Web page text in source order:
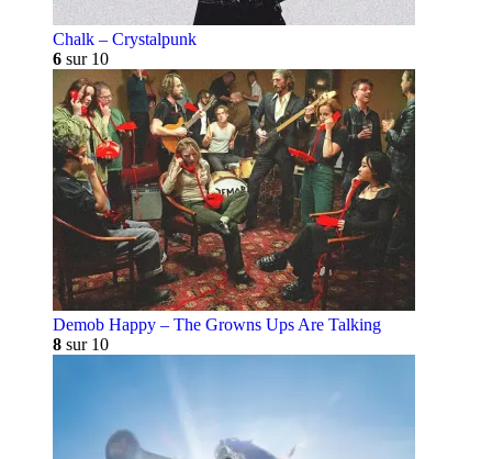
Chalk – Crystalpunk
6 sur 10
Demob Happy – The Growns Ups Are Talking
8 sur 10